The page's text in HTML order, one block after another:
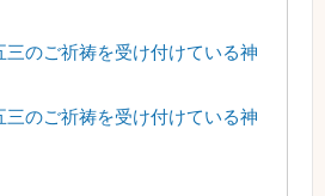
三のご祈祷を受け付けている神
三のご祈祷を受け付けている神